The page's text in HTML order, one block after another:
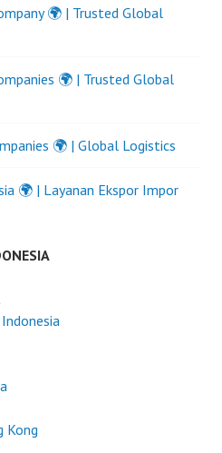
🌍 | Trusted Global
🌍 | Trusted Global
🌍 | Global Logistics
🌍 | Layanan Ekspor Impor
Kong